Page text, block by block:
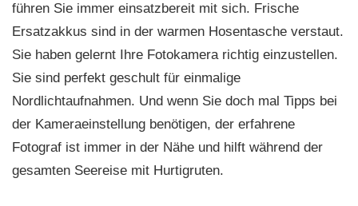
führen Sie immer einsatzbereit mit sich. Frische
Ersatzakkus sind in der warmen Hosentasche verstaut.
Sie haben gelernt Ihre Fotokamera richtig einzustellen.
Sie sind perfekt geschult für einmalige
Nordlichtaufnahmen. Und wenn Sie doch mal Tipps bei
der Kameraeinstellung benötigen, der erfahrene
Fotograf ist immer in der Nähe und hilft während der
gesamten Seereise mit Hurtigruten.